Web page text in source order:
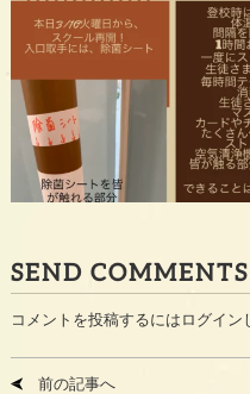
SEND COMMENTS
コメントを投稿するには ログイン
前の記事へ